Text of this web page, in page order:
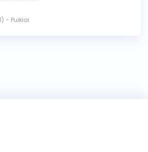
- Puikiai